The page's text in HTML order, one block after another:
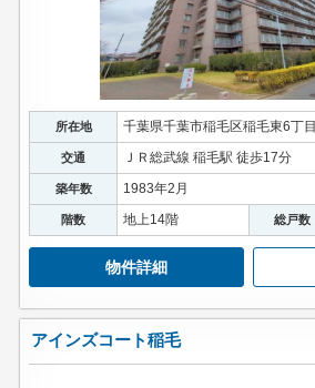
所在地 千葉県千葉市稲毛区稲毛東6丁目
交通 ＪＲ総武線 稲毛駅 徒歩17分
築年数 1983年2月
階数 地上14階 総戸数
物件詳細
アインズコート稲毛